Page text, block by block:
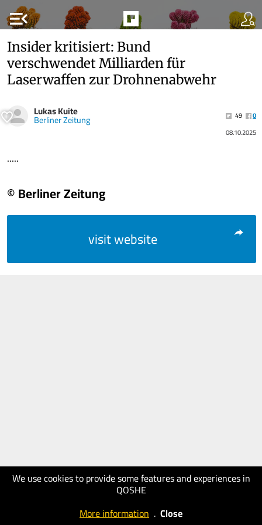
menu_open
We use cookies to provide some features and experiences in
QOSHE
More information . Close
Insider kritisiert: Bund
verschwendet Milliarden für
Laserwaffen zur Drohnenabwehr
Lukas Kuite
Berliner Zeitung 49
0
08.10.2025
.....
© Berliner Zeitung
visit website